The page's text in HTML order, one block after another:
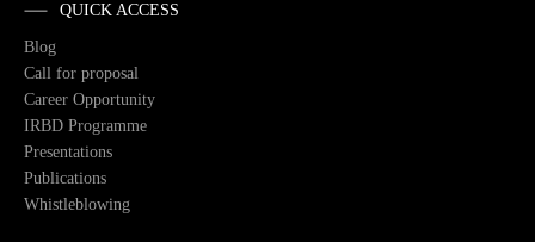
QUICK ACCESS
Blog
Call for proposal
Career Opportunity
IRBD Programme
Presentations
Publications
Whistleblowing